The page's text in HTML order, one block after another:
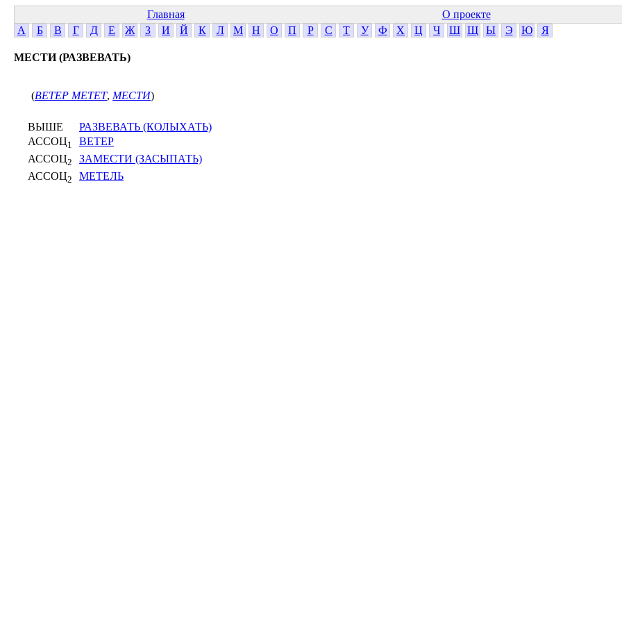
Главная О проекте
А
Б В Г Д Е Ж З И Й К Л М Н О П Р С Т У Ф Х Ц Ч Ш Щ Ы Э Ю Я
МЕСТИ (РАЗВЕВАТЬ)
(ВЕТЕР МЕТЕТ, МЕСТИ)
ВЫШЕ
РАЗВЕВАТЬ (КОЛЫХАТЬ)
АССОЦ1
ВЕТЕР
АССОЦ2
ЗАМЕСТИ (ЗАСЫПАТЬ)
АССОЦ2 МЕТЕЛЬ